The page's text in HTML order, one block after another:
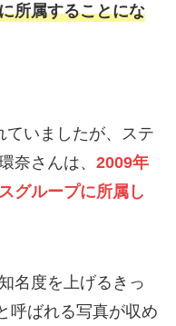
所属することにな
ていましたが、ステ
奈さんは、 2009年
グループに所属し
名度を上げるきっ
呼ばれる写真が収め